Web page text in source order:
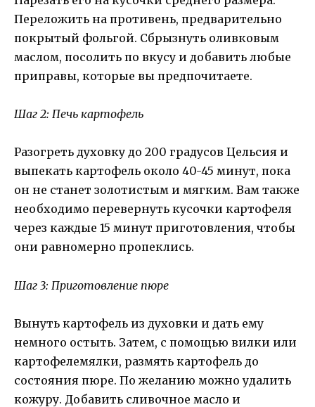
Переложить на противень, предварительно
покрытый фольгой. Сбрызнуть оливковым
маслом, посолить по вкусу и добавить любые
приправы, которые вы предпочитаете.
Шаг 2: Печь картофель
Разогреть духовку до 200 градусов Цельсия и
выпекать картофель около 40-45 минут, пока
он не станет золотистым и мягким. Вам также
необходимо перевернуть кусочки картофеля
через каждые 15 минут приготовления, чтобы
они равномерно пропеклись.
Шаг 3: Приготовление пюре
Вынуть картофель из духовки и дать ему
немного остыть. Затем, с помощью вилки или
картофелемялки, размять картофель до
состояния пюре. По желанию можно удалить
кожуру. Добавить сливочное масло и